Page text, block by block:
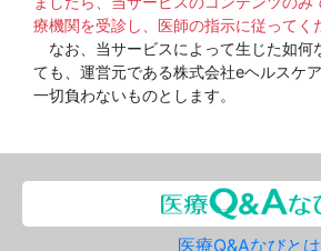
療機関を受診し、医師の指示に従ってく
なお、当サービスによって生じた如何
ても、運営元である株式会社eヘルスケ
一切負わないものとします。
医療Q&Aなびとは